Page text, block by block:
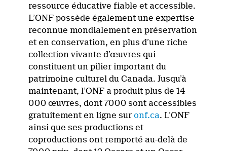
ressource éducative fiable et accessible.
L’ONF possède également une expertise
reconnue mondialement en préservation
et en conservation, en plus d’une riche
collection vivante d’œuvres qui
constituent un pilier important du
patrimoine culturel du Canada. Jusqu’à
maintenant, l’ONF a produit plus de 14
000 œuvres, dont 7000 sont accessibles
gratuitement en ligne suronf.ca. L’ONF
ainsi que ses productions et
coproductions ont remporté au-delà de